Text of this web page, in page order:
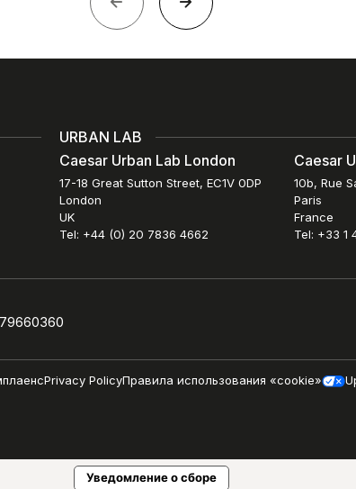
URBAN LAB
Caesar Urban Lab London
17-18 Great Sutton Street, EC1V 0DP
London
UK
Tel: +44 (0) 20 7836 4662
Caesar
10b, Rue
Paris
France
Tel: +33 1
Privacy PolicyПравила использования «cookie»
Уведомление о сборе